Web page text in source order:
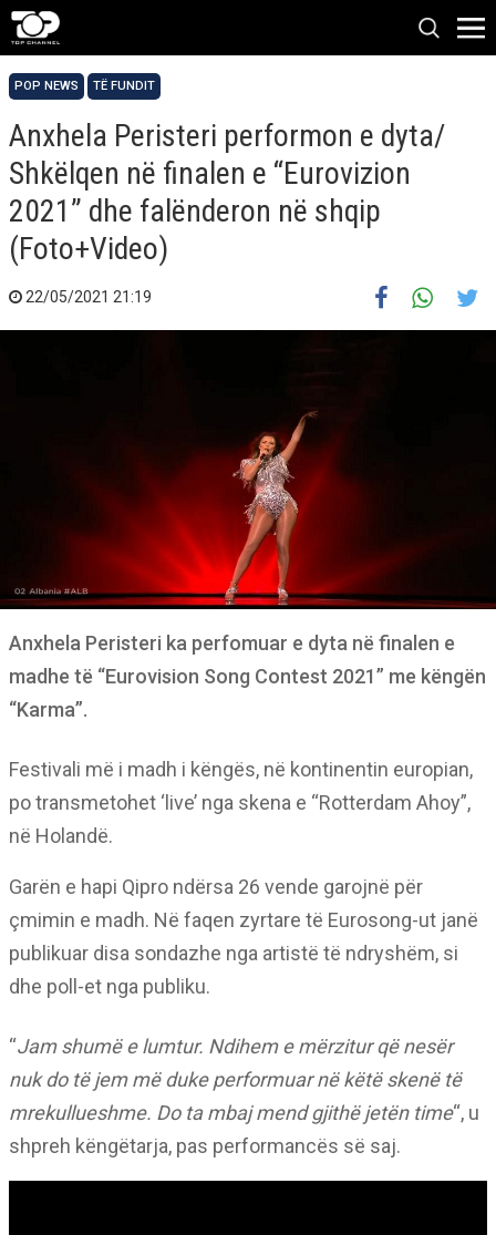
POP NEWS TË FUNDIT
Anxhela Peristeri performon e dyta/
Shkëlqen në finalen e “Eurovizion
2021” dhe falënderon në shqip
(Foto+Video)
22/05/2021 21:19
Anxhela Peristeri ka perfomuar e dyta në finalen e
madhe të “Eurovision Song Contest 2021” me këngën
“Karma”.
Festivali më i madh i këngës, në kontinentin europian,
po transmetohet ‘live’ nga skena e “Rotterdam Ahoy”,
në Holandë.
Garën e hapi Qipro ndërsa 26 vende garojnë për
çmimin e madh. Në faqen zyrtare të Eurosong-ut janë
publikuar disa sondazhe nga artistë të ndryshëm, si
dhe poll-et nga publiku.
“Jam shumë e lumtur. Ndihem e mërzitur që nesër
nuk do të jem më duke performuar në këtë skenë të
mrekullueshme. Do ta mbaj mend gjithë jetën time“, u
shpreh këngëtarja, pas performancës së saj.